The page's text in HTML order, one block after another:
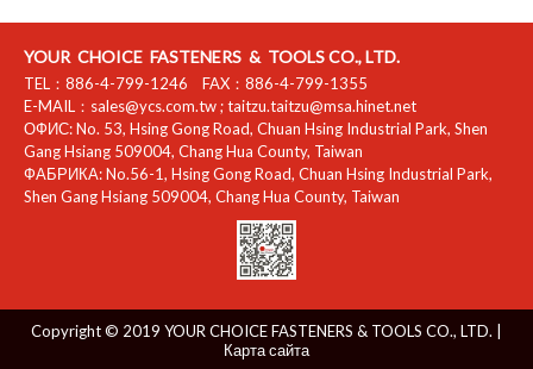
YOUR CHOICE FASTENERS & TOOLS CO., LTD.
TEL： 886-4-799-1246 FAX： 886-4-799-1355
E-MAIL： sales@ycs.com.tw;taitzu.taitzu@msa.hinet.net
ОФИС:No. 53, Hsing Gong Road, Chuan Hsing Industrial Park, Shen
Gang Hsiang 509004, Chang Hua County, Taiwan
ФАБРИКА:No.56-1, Hsing Gong Road, Chuan Hsing Industrial Park,
Shen Gang Hsiang 509004, Chang Hua County, Taiwan
Copyright © 2019 YOUR CHOICE FASTENERS & TOOLS CO., LTD. |
Карта сайта